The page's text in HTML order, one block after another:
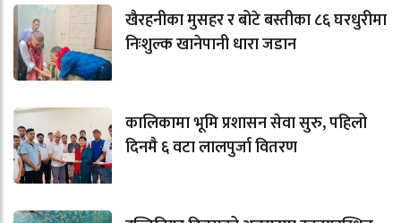
खैरहनीका मुसहर र बोटे बस्तीका ८६ घरधुरीमा
निःशुल्क खानेपानी धारा जडान
कालिकामा भूमि प्रशासन सेवा सुरु, पहिलो
दिनमै ६ वटा लालपुर्जा वितरण